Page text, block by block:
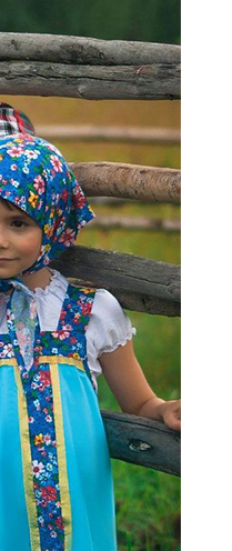
пользоваться,
нарушать закон
5 августа 2026
Директор ИИГСО
региональный
«Россия – мои
поможет
выбором
5 августа 2026
НГПУ ждет
собрания по
4 августа 2026